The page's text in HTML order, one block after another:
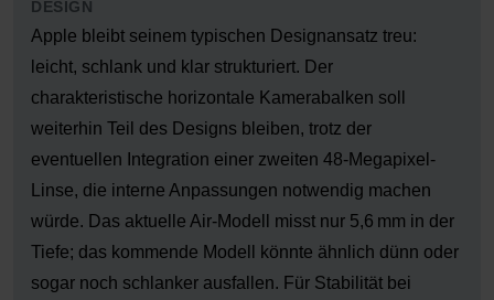
DESIGN
Apple bleibt seinem typischen Designansatz treu:
leicht, schlank und klar strukturiert. Der
charakteristische horizontale Kamerabalken soll
weiterhin Teil des Designs bleiben, trotz der
eventuellen Integration einer zweiten 48-Megapixel-
Linse, die interne Anpassungen notwendig machen
würde. Das aktuelle Air-Modell misst nur 5,6 mm in der
Tiefe; das kommende Modell könnte ähnlich dünn oder
sogar noch schlanker ausfallen. Für Stabilität bei